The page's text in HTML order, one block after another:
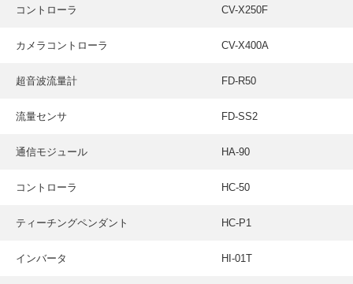
コントローラ CV-X250F
カメラコントローラ CV-X400A
超音波流量計 FD-R50
流量センサ FD-SS2
通信モジュール HA-90
コントローラ HC-50
ティーチングペンダント HC-P1
インバータ HI-01T